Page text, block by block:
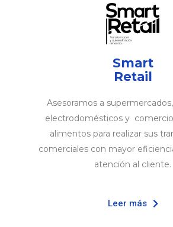
Smart
Retail
Asesoramos a
electrodomésticos y
alimentos para realizar sus
comerciales con mayor
atención al cliente.
Leer más